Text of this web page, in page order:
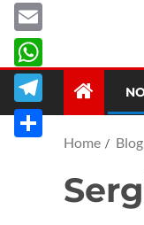
Home Blog
Twitter
Email
WhatsApp
Telegram